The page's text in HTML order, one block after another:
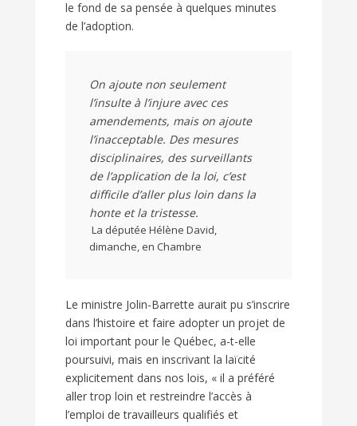
le fond de sa pensée à quelques minutes
de l’adoption.
On ajoute non seulement
l’insulte à l’injure avec ces
amendements, mais on ajoute
l’inacceptable. Des mesures
disciplinaires, des surveillants
de l’application de la loi, c’est
difficile d’aller plus loin dans la
honte et la tristesse.
La députée Hélène David,
dimanche, en Chambre
Le ministre Jolin-Barrette aurait pu s’inscrire
dans l’histoire et faire adopter un projet de
loi important pour le Québec, a-t-elle
poursuivi, mais en inscrivant la laïcité
explicitement dans nos lois, « il a préféré
aller trop loin et restreindre l’accès à
l’emploi de travailleurs qualifiés et